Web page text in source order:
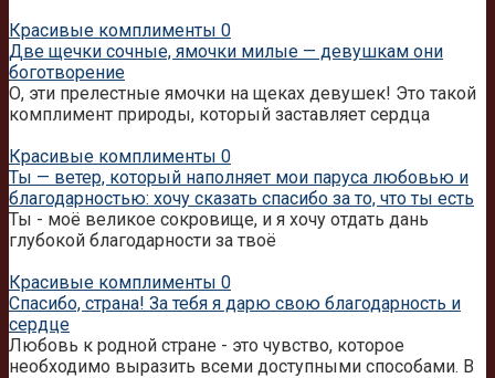
Красивые комплименты 0
Две щечки сочные, ямочки милые — девушкам они
боготворение
О, эти прелестные ямочки на щеках девушек! Это такой
комплимент природы, который заставляет сердца
Красивые комплименты 0
Ты — ветер, который наполняет мои паруса любовью и
благодарностью: хочу сказать спасибо за то, что ты есть
Ты - моё великое сокровище, и я хочу отдать дань
глубокой благодарности за твоё
Красивые комплименты 0
Спасибо, страна! За тебя я дарю свою благодарность и
сердце
Любовь к родной стране - это чувство, которое
необходимо выразить всеми доступными способами. В